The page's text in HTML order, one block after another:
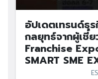
อัปเดตเทรนด์ธุ
กลยุทธ์จากผู้เชี่
Franchise
SMART SME